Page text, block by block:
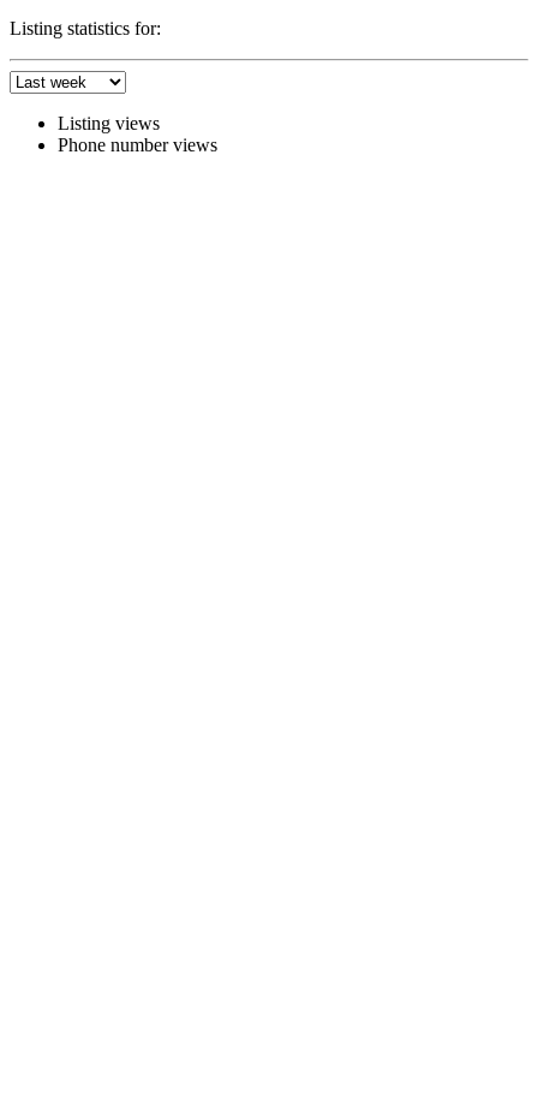
Listing statistics for:
Listing views
Phone number views